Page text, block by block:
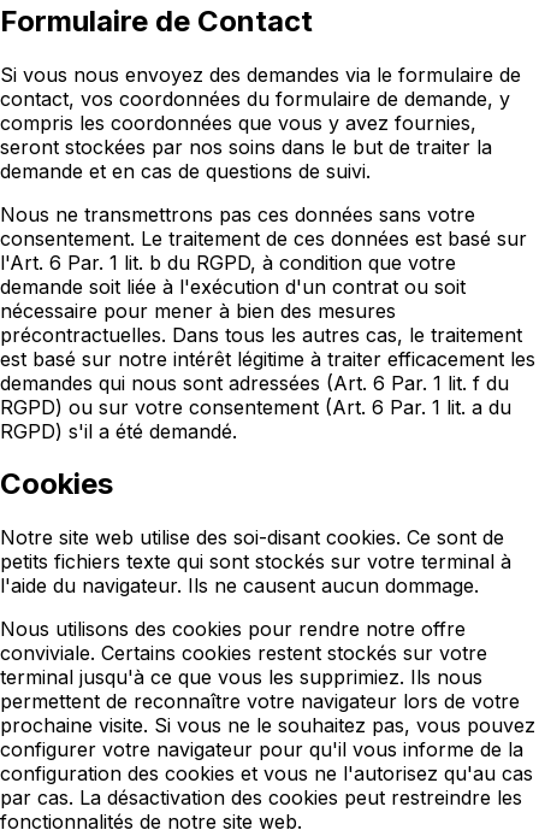
Formulaire de Contact
Si vous nous envoyez des demandes via le formulaire de
contact, vos coordonnées du formulaire de demande, y
compris les coordonnées que vous y avez fournies,
seront stockées par nos soins dans le but de traiter la
demande et en cas de questions de suivi.
Nous ne transmettrons pas ces données sans votre
consentement. Le traitement de ces données est basé sur
l'Art. 6 Par. 1 lit. b du RGPD, à condition que votre
demande soit liée à l'exécution d'un contrat ou soit
nécessaire pour mener à bien des mesures
précontractuelles. Dans tous les autres cas, le traitement
est basé sur notre intérêt légitime à traiter efficacement les
demandes qui nous sont adressées (Art. 6 Par. 1 lit. f du
RGPD) ou sur votre consentement (Art. 6 Par. 1 lit. a du
RGPD) s'il a été demandé.
Cookies
Notre site web utilise des soi-disant cookies. Ce sont de
petits fichiers texte qui sont stockés sur votre terminal à
l'aide du navigateur. Ils ne causent aucun dommage.
Nous utilisons des cookies pour rendre notre offre
conviviale. Certains cookies restent stockés sur votre
terminal jusqu'à ce que vous les supprimiez. Ils nous
permettent de reconnaître votre navigateur lors de votre
prochaine visite. Si vous ne le souhaitez pas, vous pouvez
configurer votre navigateur pour qu'il vous informe de la
configuration des cookies et vous ne l'autorisez qu'au cas
par cas. La désactivation des cookies peut restreindre les
fonctionnalités de notre site web.